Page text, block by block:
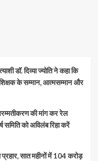
डॉ. दिव्या ज्योति ने कहा कि
शिक्षक के सम्मान, आत्मसम्मान और
की मांग कर रेल
को अविलंब रिहा करें
प्रहार, सात महीनों में 104 करोड़